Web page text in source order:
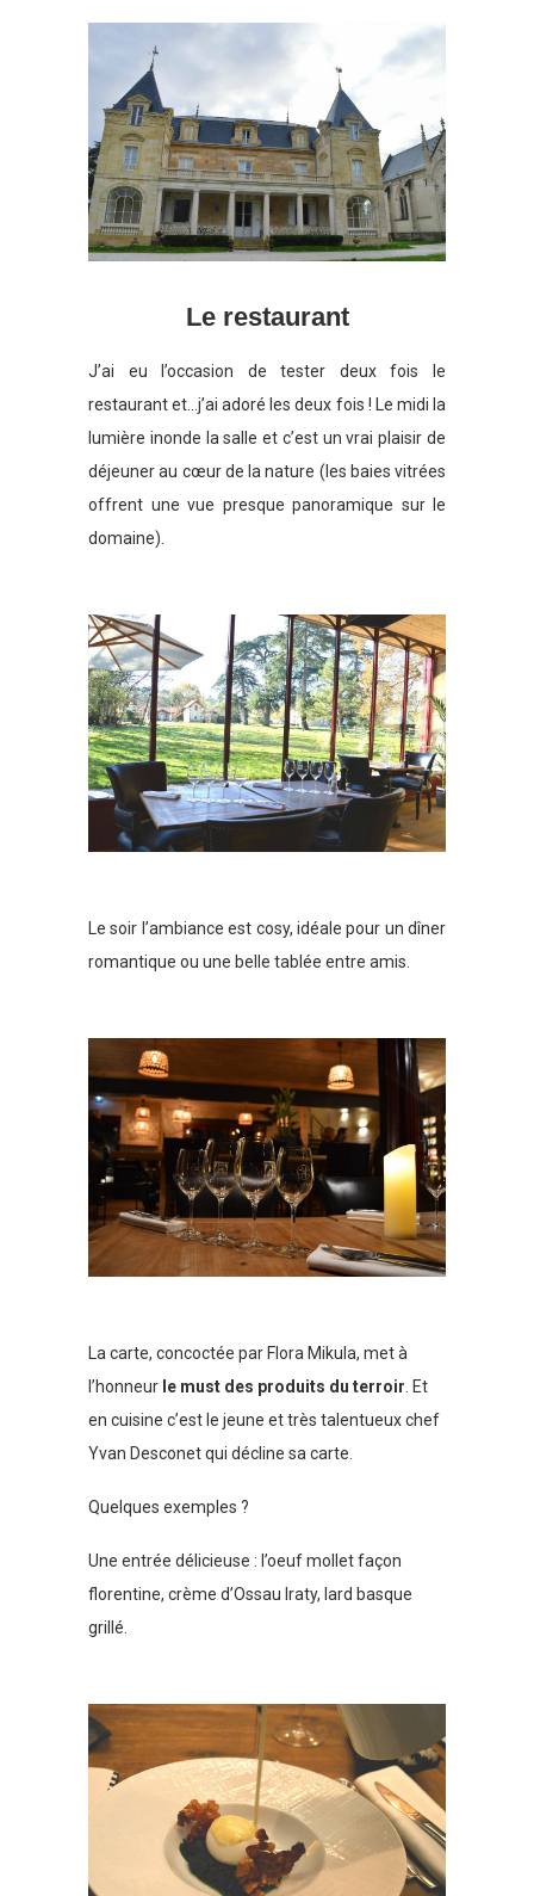
Le restaurant
J’ai eu l’occasion de tester deux fois le
restaurant et…j’ai adoré les deux fois ! Le midi la
lumière inonde la salle et c’est un vrai plaisir de
déjeuner au cœur de la nature (les baies vitrées
offrent une vue presque panoramique sur le
domaine).
Le soir l’ambiance est cosy, idéale pour un dîner
romantique ou une belle tablée entre amis.
La carte, concoctée par Flora Mikula, met à
l’honneur le must des produits du terroir . Et
en cuisine c’est le jeune et très talentueux chef
Yvan Desconet qui décline sa carte.
Quelques exemples ?
Une entrée délicieuse : l’oeuf mollet façon
florentine, crème d’Ossau Iraty, lard basque
grillé.